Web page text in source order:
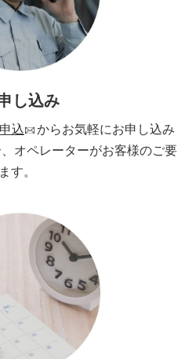
し込み
込
からお気軽にお申し込み
オペレーターがお客様のご要
す。